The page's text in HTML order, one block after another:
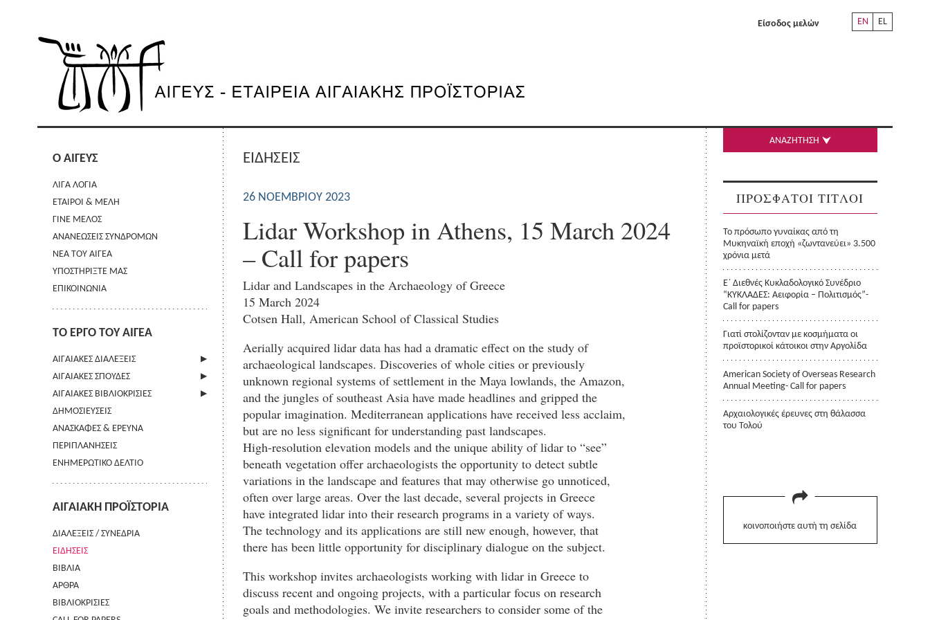
EN EL
Είσοδος μελών
Ο ΑΙΓΕΥΣ
ΛΙΓΑ ΛΟΓΙΑ
ΕΤΑΙΡΟΙ & ΜΕΛΗ
ΓΙΝΕ ΜΕΛΟΣ
ΑΝΑΝΕΩΣΕΙΣ ΣΥΝΔΡΟΜΩΝ
ΝΕΑ ΤΟΥ ΑΙΓΕΑ
ΥΠΟΣΤΗΡΙΞΤΕ ΜΑΣ
ΕΠΙΚΟΙΝΩΝΙΑ
ΤΟ ΕΡΓΟ ΤΟΥ ΑΙΓΕΑ
ΑΙΓΑΙΑΚΕΣ ΔΙΑΛΕΞΕΙΣ
ΠΛΗΡΟΦΟΡΙΕΣ
ΑΙΓΑΙΑΚΕΣ ΣΠΟΥΔΕΣ
ΠΛΗΡΟΦΟΡΙΕΣ
ΟΔΗΓΙΕΣ ΠΡΟΣ ΣΥΓΓΡΑΦΕΙΣ
ΟΡΟΙ ΧΡΗΣΗΣ
ΕΠΙΚΟΙΝΩΝΙΑ
ΑΙΓΑΙΑΚΕΣ ΒΙΒΛΙΟΚΡΙΣΙΕΣ
ΠΛΗΡΟΦΟΡΙΕΣ
ΔΗΜΟΣΙΕΥΣΕΙΣ
ΑΝΑΣΚΑΦΕΣ & ΕΡΕΥΝΑ
ΠΕΡΙΠΛΑΝΗΣΕΙΣ
ΕΝΗΜΕΡΩΤΙΚΟ ΔΕΛΤΙΟ
ΑΙΓΑΙΑΚΗ ΠΡΟΪΣΤΟΡΙΑ
ΔΙΑΛΕΞΕΙΣ / ΣΥΝΕΔΡΙΑ
ΕΙΔΗΣΕΙΣ
ΒΙΒΛΙΑ
ΑΡΘΡΑ
ΒΙΒΛΙΟΚΡΙΣΙΕΣ
ΕΙΔΗΣΕΙΣ
26 ΝΟΕΜΒΡΊΟΥ 2023
Lidar Workshop in Athens, 15 March 2024
– Call for papers
Lidar and Landscapes in the Archaeology of Greece
15 March 2024
Cotsen Hall, American School of Classical Studies
Aerially acquired lidar data has had a dramatic effect on the study of
archaeological landscapes. Discoveries of whole cities or previously
unknown regional systems of settlement in the Maya lowlands, the Amazon,
and the jungles of southeast Asia have made headlines and gripped the
popular imagination. Mediterranean applications have received less acclaim,
but are no less significant for understanding past landscapes.
High-resolution elevation models and the unique ability of lidar to “see”
beneath vegetation offer archaeologists the opportunity to detect subtle
variations in the landscape and features that may otherwise go unnoticed,
often over large areas. Over the last decade, several projects in Greece
have integrated lidar into their research programs in a variety of ways.
The technology and its applications are still new enough, however, that
there has been little opportunity for disciplinary dialogue on the subject.
This workshop invites archaeologists working with lidar in Greece to
discuss recent and ongoing projects, with a particular focus on research
goals and methodologies. We invite researchers to consider some of the
ΑΝΑΖΗΤΗΣΗ
ΠΡΟΣΦΑΤΟΙ ΤΙΤΛΟΙ
Το πρόσωπο γυναίκας από τη
Μυκηναϊκή εποχή «ζωντανεύει» 3.500
χρόνια μετά
Ε΄ Διεθνές Κυκλαδολογικό Συνέδριο
“ΚΥΚΛΑΔΕΣ: Αειφορία – Πολιτισμός”-
Call for papers
Γιατί στολίζονταν με κοσμήματα οι
προϊστορικοί κάτοικοι στην Αργολίδα
American Society of Overseas Research
Annual Meeting- Call for papers
Αρχαιολογικές έρευνες στη θάλασσα
του Τολού
κοινοποιήστε αυτή τη σελίδα